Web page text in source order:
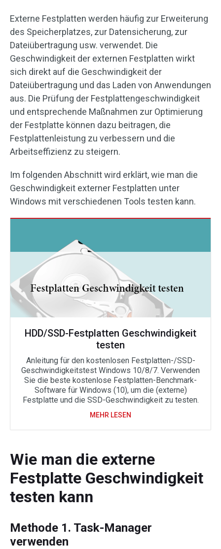
Externe Festplatten werden häufig zur Erweiterung
des Speicherplatzes, zur Datensicherung, zur
Dateiübertragung usw. verwendet. Die
Geschwindigkeit der externen Festplatten wirkt
sich direkt auf die Geschwindigkeit der
Dateiübertragung und das Laden von Anwendungen
aus. Die Prüfung der Festplattengeschwindigkeit
und entsprechende Maßnahmen zur Optimierung
der Festplatte können dazu beitragen, die
Festplattenleistung zu verbessern und die
Arbeitseffizienz zu steigern.
Im folgenden Abschnitt wird erklärt, wie man die
Geschwindigkeit externer Festplatten unter
Windows mit verschiedenen Tools testen kann.
HDD/SSD-Festplatten Geschwindigkeit
testen
Anleitung für den kostenlosen Festplatten-/SSD-
Geschwindigkeitstest Windows 10/8/7. Verwenden
Sie die beste kostenlose Festplatten-Benchmark-
Software für Windows (10), um die (externe)
Festplatte und die SSD-Geschwindigkeit zu testen.
MEHR LESEN
Wie man die externe
Festplatte Geschwindigkeit
testen kann
Methode 1. Task-Manager
verwenden